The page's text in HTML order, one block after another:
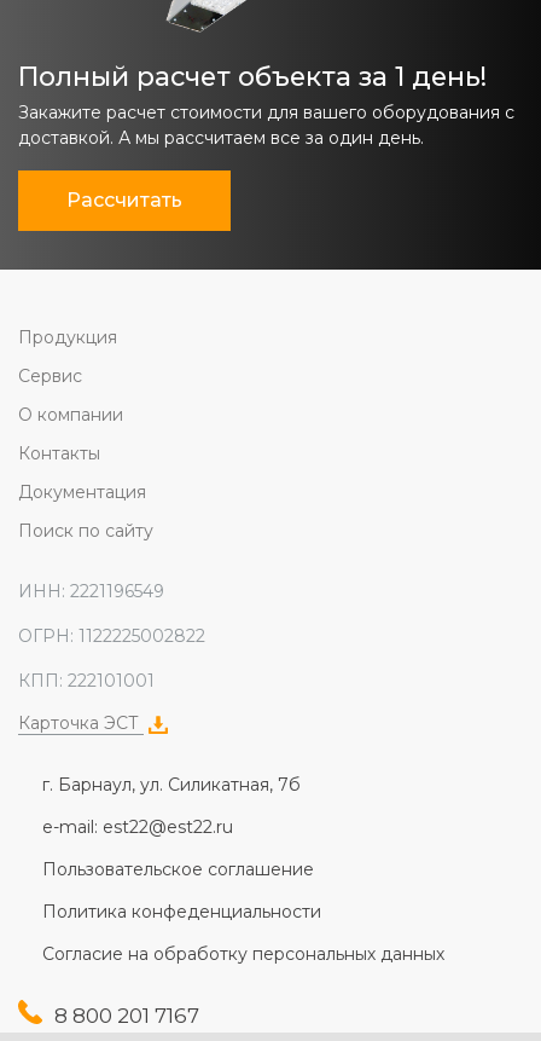
Полный расчет объекта за 1 день!
Закажите расчет стоимости для вашего оборудования с
доставкой. А мы рассчитаем все за один день.
Рассчитать
Продукция
Сервис
О компании
Контакты
Документация
Поиск по сайту
ИНН: 2221196549
ОГРН: 1122225002822
КПП: 222101001
Карточка ЭСТ
г. Барнаул, ул. Силикатная, 7б
e-mail: est22@est22.ru
Пользовательское соглашение
Политика конфеденциальности
Согласие на обработку персональных данных
8 800 201 7167